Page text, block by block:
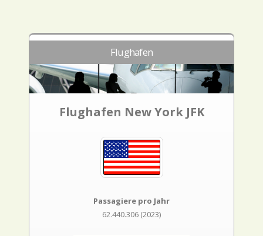
Flughafen
Flughafen New York JFK
Passagiere pro Jahr
62.440.306 (2023)